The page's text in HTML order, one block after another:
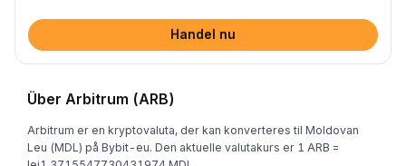
Handel nu
Über Arbitrum (ARB)
Arbitrum er en kryptovaluta, der kan konverteres til Moldovan
Leu (MDL) på Bybit-eu. Den aktuelle valutakurs er 1 ARB =